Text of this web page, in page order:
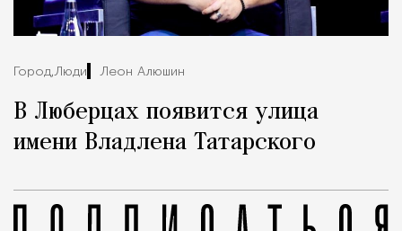
Город,Люди Леон Алюшин
В Люберцах появится улица
имени Владлена Татарского